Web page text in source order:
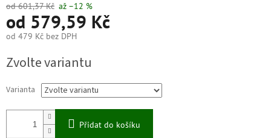
od 601,37 Kč až –12 %
od 579,59 Kč
od 479 Kč bez DPH
cena:
Zvolte variantu
Varianta
Přidat do košíku